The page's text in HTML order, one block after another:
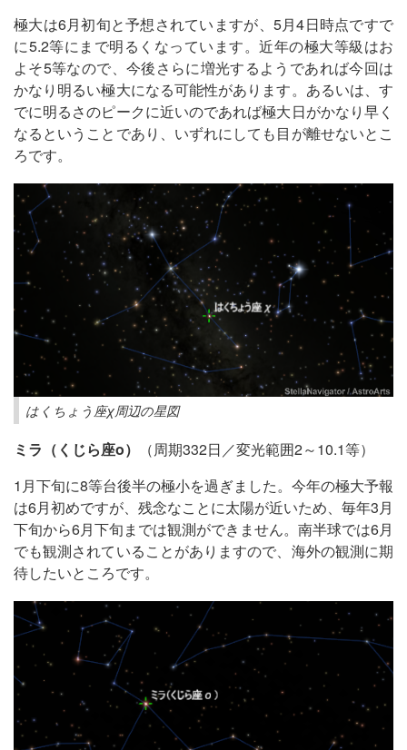
極大は6月初旬と予想されていますが、5月4日時点ですで
に5.2等にまで明るくなっています。近年の極大等級はお
よそ5等なので、今後さらに増光するようであれば今回は
かなり明るい極大になる可能性があります。あるいは、す
でに明るさのピークに近いのであれば極大日がかなり早く
なるということであり、いずれにしても目が離せないとこ
ろです。
はくちょう座χ周辺の星図
ミラ（くじら座ο）
（周期332日／変光範囲2～10.1等）
1月下旬に8等台後半の極小を過ぎました。今年の極大予報
は6月初めですが、残念なことに太陽が近いため、毎年3月
下旬から6月下旬までは観測ができません。南半球では6月
でも観測されていることがありますので、海外の観測に期
待したいところです。